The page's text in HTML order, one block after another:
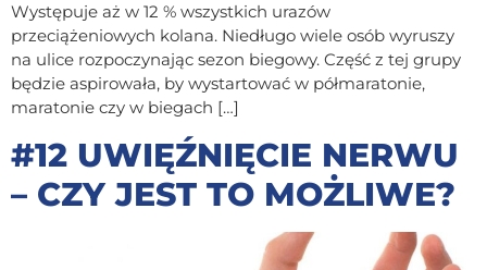
Występuje aż w 12 % wszystkich urazów
przeciążeniowych kolana. Niedługo wiele osób wyruszy
na ulice rozpoczynając sezon biegowy. Część z tej grupy
będzie aspirowała, by wystartować w półmaratonie,
maratonie czy w biegach […]
#12 UWIĘŹNIĘCIE NERWU
– CZY JEST TO MOŻLIWE?